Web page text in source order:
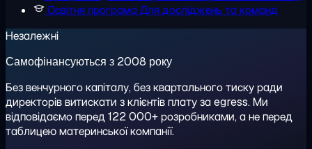
Освітня програмаДля досліджень та команд
Незалежні
Самофінансуються з 2008 року
Без венчурного капіталу, без квартального тиску ради
директорів витискати з клієнтів плату за egress. Ми
відповідаємо перед 122 000+ розробниками, а не перед
таблицею материнської компанії.